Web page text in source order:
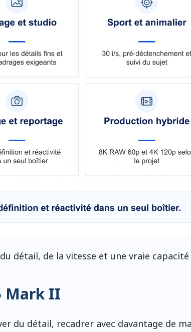
détail, de la vitesse et une vraie capacité
Mark II
du détail, recadrer avec davantage de